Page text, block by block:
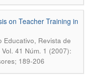
on Teacher Training in
Educativo, Revista de
41 Núm. 1 (2007):
189-206